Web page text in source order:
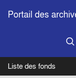
Portail des
Liste des fonds